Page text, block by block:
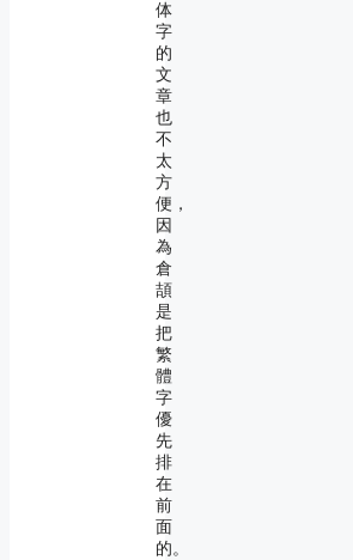
体
字
的
文
章
也
不
太
方
便，
因
為
倉
頡
是
把
繁
體
字
優
先
排
在
前
面
的。